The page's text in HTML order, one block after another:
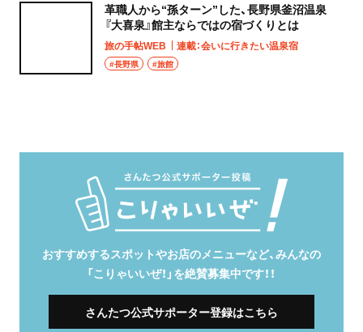
革職人から“孫ターン”した、長野県釜沼温泉
『大喜泉』館主ならではの宿づくりとは
旅の手帖WEB 連載：会いに行きたい温泉宿
#長野県 #旅館
おすすめするスポットやお店のメニューなど、みんなの
「こりゃいいぜ！」を絶賛募集中です！！
さんたつ公式サポーター登録はこちら